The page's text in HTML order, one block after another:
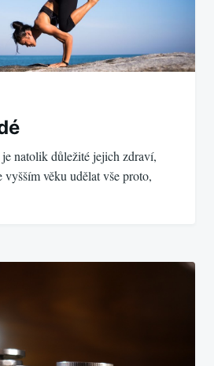
natolik důležité jejich zdraví,
vyšším věku udělat vše proto,